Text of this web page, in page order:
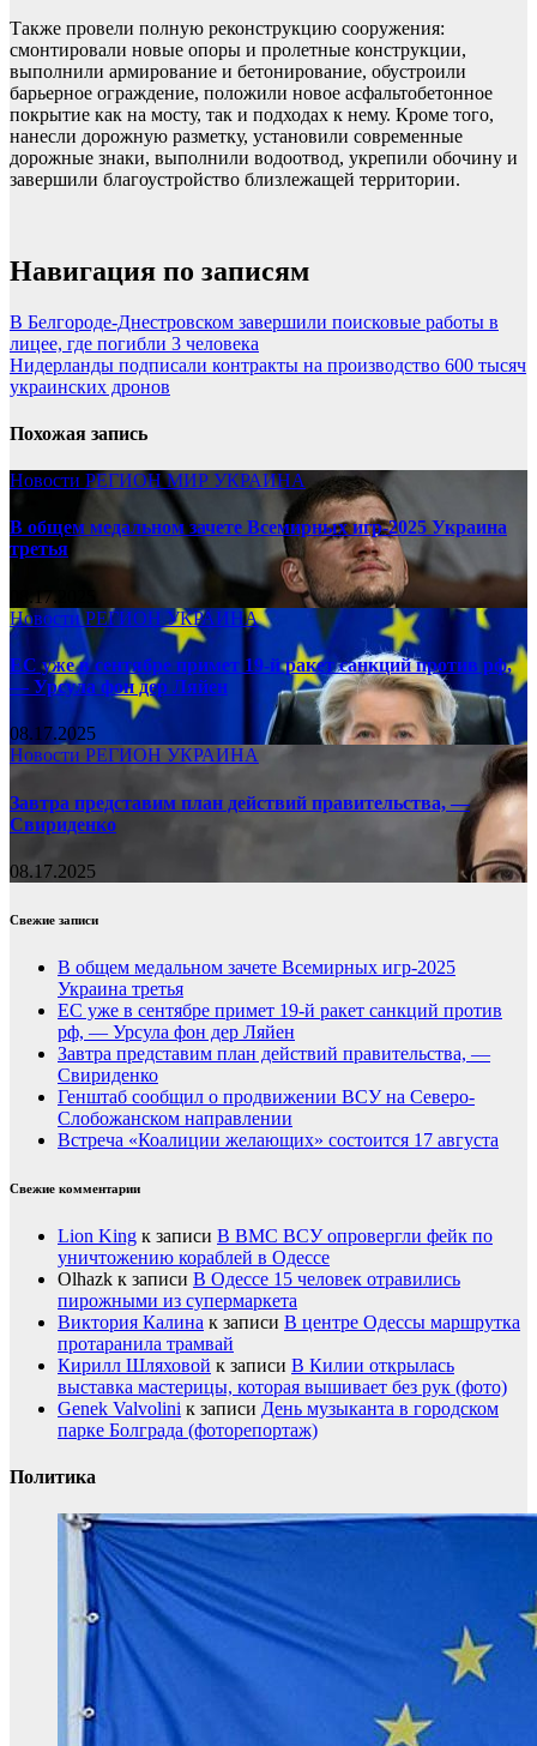
Также провели полную реконструкцию сооружения:
смонтировали новые опоры и пролетные конструкции,
выполнили армирование и бетонирование, обустроили
барьерное ограждение, положили новое асфальтобетонное
покрытие как на мосту, так и подходах к нему. Кроме того,
нанесли дорожную разметку, установили современные
дорожные знаки, выполнили водоотвод, укрепили обочину и
завершили благоустройство близлежащей территории.
Навигация по записям
В Белгороде-Днестровском завершили поисковые работы в
лицее, где погибли 3 человека
Нидерланды подписали контракты на производство 600 тысяч
украинских дронов
Похожая запись
Новости РЕГИОНМИР УКРАИНА
В общем медальном зачете Всемирных игр-2025 Украина
третья
08.17.2025
НовостиРЕГИОНУКРАИНА
ЕС уже в сентябре примет 19-й ракет санкций против рф,
— Урсула фон дер Ляйен
08.17.2025
Новости РЕГИОН УКРАИНА
Завтра представим план действий правительства, —
Свириденко
08.17.2025
Свежие записи
В общем медальном зачете Всемирных игр-2025
Украина третья
ЕС уже в сентябре примет 19-й ракет санкций против
рф, — Урсула фон дер Ляйен
Завтра представим план действий правительства, —
Свириденко
Генштаб сообщил о продвижении ВСУ на Северо-
Слобожанском направлении
Встреча «Коалиции желающих» состоится 17 августа
Свежие комментарии
Lion King к записи В ВМС ВСУ опровергли фейк по
уничтожению кораблей в Одессе
Olhazk к записи В Одессе 15 человек отравились
пирожными из супермаркета
Виктория Калина к записи В центре Одессы маршрутка
протаранила трамвай
Кирилл Шляховой к записи В Килии открылась
выставка мастерицы, которая вышивает без рук (фото)
Genek Valvolini к записи День музыканта в городском
парке Болграда (фоторепортаж)
Политика